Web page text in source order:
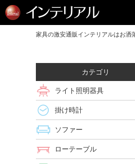
家具の激安通販インテリアルはお洒
カテゴリ
ライト照明器具
掛け時計
ソファー
ローテーブル